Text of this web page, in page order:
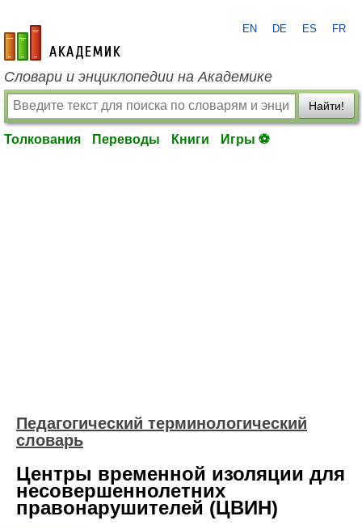
academic.ru
EN DE ES FR
Словари и энциклопедии на Академике
Найти!
Толкования Переводы Книги Игры ⚽
Педагогический терминологический
словарь
Центры временной изоляции для
несовершеннолетних
правонарушителей (ЦВИН)